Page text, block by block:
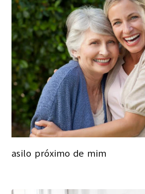
asilo próximo de mim